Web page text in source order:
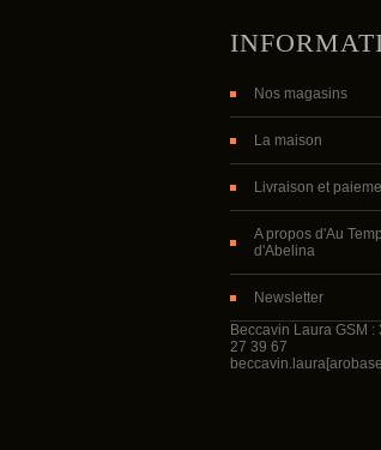
Nos magasins
La maison
Livraison et
A propos d'Au
d'Abelina
Newsletter
Beccavin Laura GSM :
27 39 67